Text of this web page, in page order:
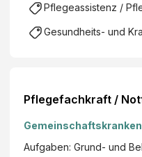
Pflegeassistenz /
Gesundheits- und
Pflegefachkraft /
Aufgaben: Grund- und